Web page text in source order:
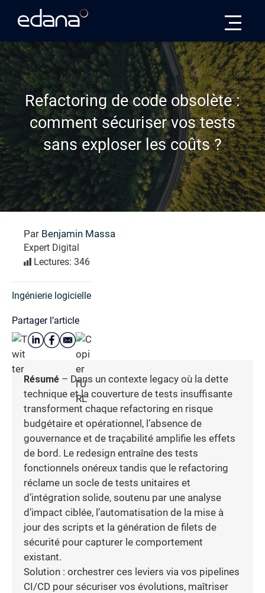
Refactoring de code obsolète :
comment sécuriser vos tests
sans exploser les coûts ?
Par Benjamin Massa
Expert Digital
Lectures: 346
Ingénierie logicielle
Partager l’article
Résumé – Dans un contexte legacy où la dette
technique et la couverture de tests insuffisante
transforment chaque refactoring en risque
budgétaire et opérationnel, l’absence de
gouvernance et de traçabilité amplifie les effets
de bord. Le redesign entraîne des tests
fonctionnels onéreux tandis que le refactoring
réclame un socle de tests unitaires et
d’intégration solide, soutenu par une analyse
d’impact ciblée, l’automatisation de la mise à
jour des scripts et la génération de filets de
sécurité pour capturer le comportement
existant.
Solution : orchestrer ces leviers via vos pipelines
CI/CD pour sécuriser vos évolutions, maîtriser